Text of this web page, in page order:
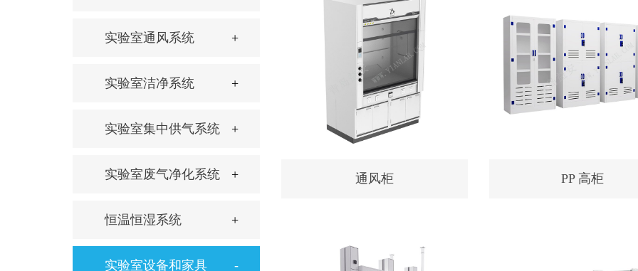
实验室通风系统
实验室洁净系统
实验室集中供气系统
实验室废气净化系统
恒温恒湿系统
实验室设备和家具
通风柜 PP 高柜